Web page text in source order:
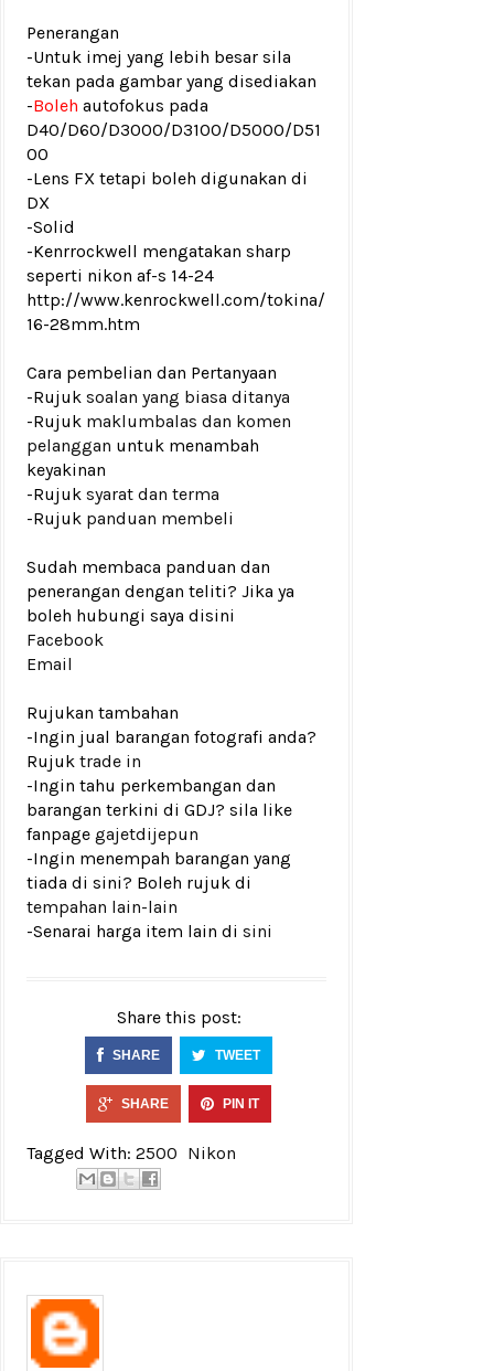
Penerangan
-Untuk imej yang lebih besar sila
tekan pada gambar yang disediakan
-Boleh autofokus pada
D40/D60/D3000/D3100/D5000/D51
00
-Lens FX tetapi boleh digunakan di
DX
-Solid
-Kenrrockwell mengatakan sharp
seperti nikon af-s 14-24
http://www.kenrockwell.com/tokina/
16-28mm.htm
Cara pembelian dan Pertanyaan
-Rujuk soalan yang biasa ditanya
-Rujuk maklumbalas dan komen
pelanggan untuk menambah
keyakinan
-Rujuk syarat dan terma
-Rujuk panduan membeli
Sudah membaca panduan dan
penerangan dengan teliti? Jika ya
boleh hubungi saya disini
Facebook
Email
Rujukan tambahan
-Ingin jual barangan fotografi anda?
Rujuk trade in
-Ingin tahu perkembangan dan
barangan terkini di GDJ? sila like
fanpage gajetdijepun
-Ingin menempah barangan yang
tiada di sini? Boleh rujuk di
tempahan lain-lain
-Senarai harga item lain di sini
Share this post:
SHARE TWEET
SHARE PIN IT
Tagged With: 2500 Nikon